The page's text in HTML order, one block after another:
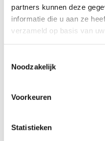
partners kunnen deze
informatie die u aan ze
verzameld op basis van
Noodzakelijk
Voorkeuren
Statistieken